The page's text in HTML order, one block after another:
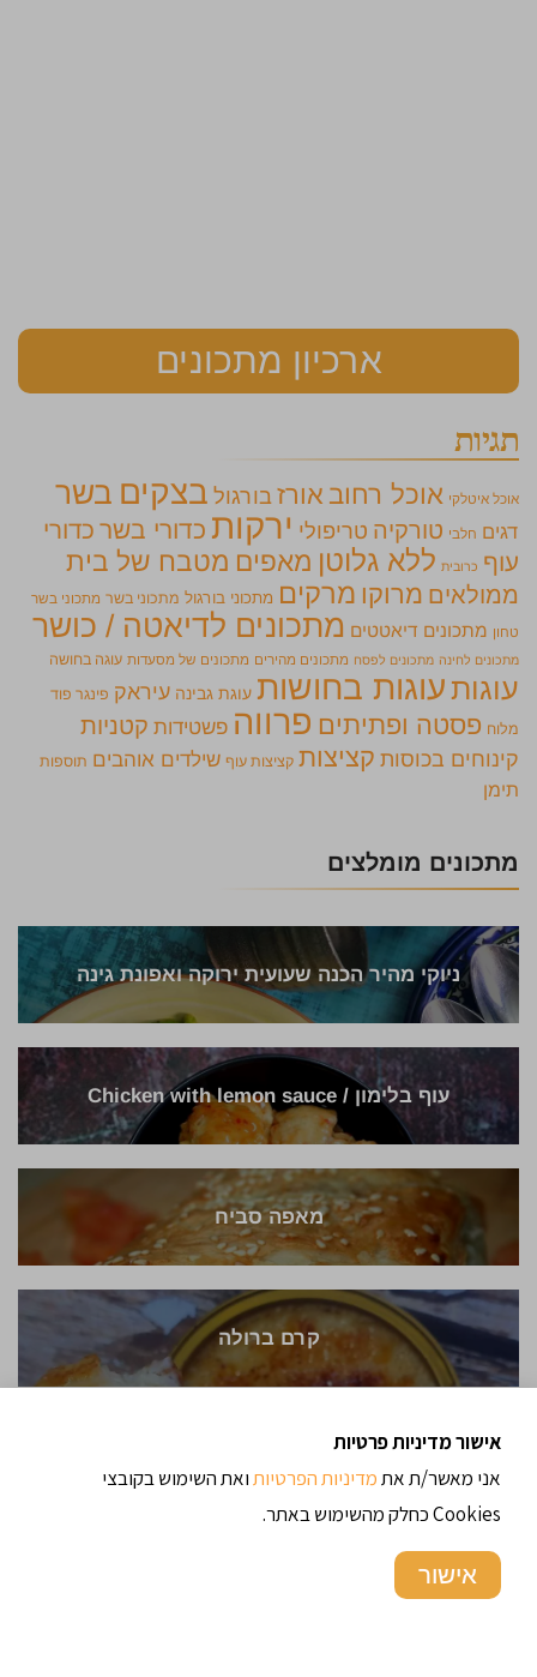
ארכיון מתכונים
תגיות
אוכל איטלקי אוכל רחוב אורזבורגול בצקים בשר
דגים חלבי טורקיה טריפולי ירקות כדורי בשר כדורי
עוף כרובית ללא גלוטן מאפים מטבח של בית
ממולאים מרוקו מרקים מתכוני בורגול מתכוני בשר מתכוני בשר
טחון מתכונים דיאטטים מתכונים לדיאטה / כושר
מתכונים לחינה מתכונים לפסח מתכונים מהירים מתכונים של מסעדות עוגה בחושה
עוגותעוגות בחושות עוגת גבינה עיראק פינגר פוד
מלוח פסטה ופתיתים פרווה פשטידות קטניות
קינוחים בכוסות קציצות קציצות עוף שילדים אוהבים תוספות
תימן
מתכונים מומלצים
ניוקי מהיר הכנה שעועית ירוקה ואפונת גינה
עוף בלימון / Chicken with lemon sauce
מאפה סביח
קרם ברולה
אישור מדיניות פרטיות
אני מאשר/ת אתמדיניות הפרטיותואת השימוש בקובצי
Cookies כחלק מהשימוש באתר.
אישור